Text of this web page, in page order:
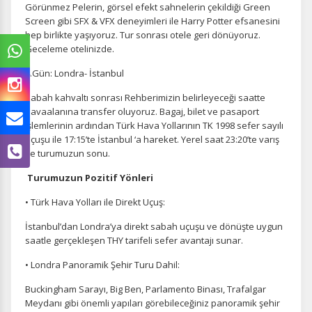
Görünmez Pelerin, görsel efekt sahnelerin çekildiği Green
Screen gibi SFX & VFX deneyimleri ile Harry Potter efsanesini
hep birlikte yaşıyoruz. Tur sonrası otele geri dönüyoruz.
Geceleme otelinizde.
4.Gün: Londra- İstanbul
Sabah kahvaltı sonrası Rehberimizin belirleyeceği saatte
havaalanına transfer oluyoruz. Bagaj, bilet ve pasaport
işlemlerinin ardından Türk Hava Yollarının TK 1998 sefer sayılı
uçuşu ile 17:15’te İstanbul ‘a hareket. Yerel saat 23:20’te varış
ve turumuzun sonu.
Turumuzun Pozitif Yönleri
• Türk Hava Yolları ile Direkt Uçuş:
İstanbul’dan Londra’ya direkt sabah uçuşu ve dönüşte uygun
saatle gerçekleşen THY tarifeli sefer avantajı sunar.
• Londra Panoramik Şehir Turu Dahil:
Buckingham Sarayı, Big Ben, Parlamento Binası, Trafalgar
Meydanı gibi önemli yapıları görebileceğiniz panoramik şehir